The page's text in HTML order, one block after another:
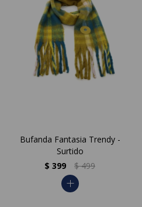
Bufanda Fantasia Trendy -
Surtido
$ 399 $ 499
add